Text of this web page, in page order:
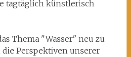
tagtäglich künstlerisch
Thema "Wasser" neu zu
Perspektiven unserer